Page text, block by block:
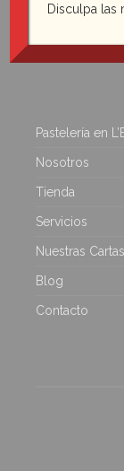
Pastelería en
Nosotros
Tienda
Servicios
Nuestras Cartas
Blog
Contacto
Disculpa las